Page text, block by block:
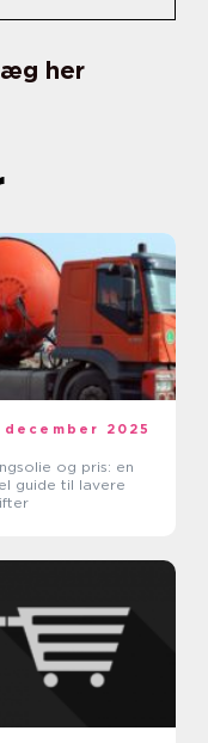
her
december 2025
og pris: en
guide til lavere